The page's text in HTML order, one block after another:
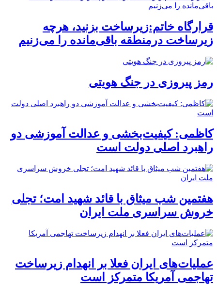
قرارگاه خاتم:زیرساخت بزنید، هرچه
زیرساخت درمنطقه باقی‌مانده را می‌زنیم
رمز پیروزی در جنگ هویتی
کاظمی: کیفیت‌بخشی و عدالت آموزشی دو
راهبرد اصلی دولت است
هفتمین شب میثاق با قائد شهید امت؛ تجلی
خروش سراسری ملت ایران
عملیات‌های ایران فعلا بر انهدام زیرساخت
تهاجمی آمریکا متمرکز است